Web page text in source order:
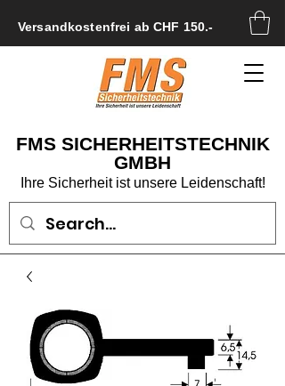
FMS SICHERHEITSTECHNIK
GMBH
Ihre Sicherheit ist unsere Leidenschaft!
Versandkostenfrei ab CHF 150.-